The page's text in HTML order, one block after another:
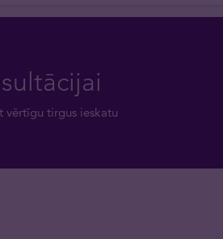
vērtīgu tirgus ieskatu